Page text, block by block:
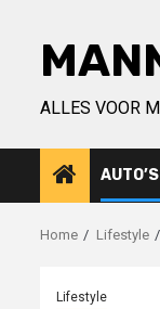
ALLES VOOR
AUTO’S
Home Lifestyle
Lifestyle